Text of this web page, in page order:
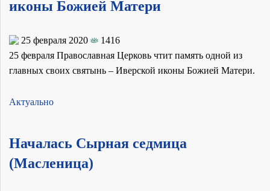
иконы Божией Матери
25 февраля 2020
1416
25 февраля Православная Церковь чтит память одной из
главных своих святынь – Иверской иконы Божией Матери.
Актуально
Началась Сырная седмица
(Масленица)